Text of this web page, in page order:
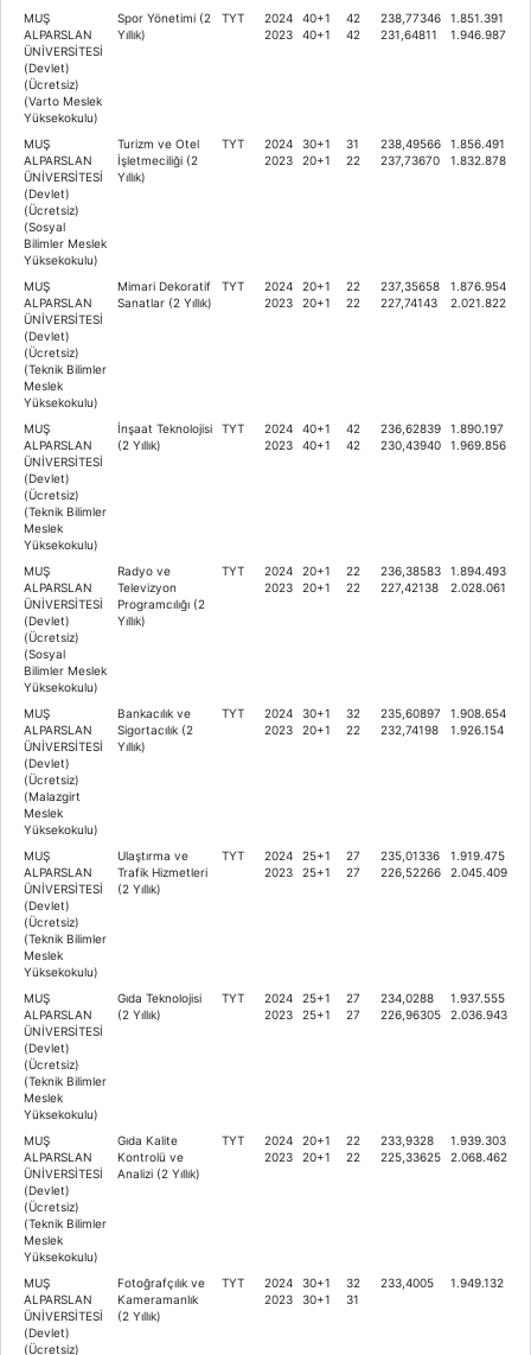
MUŞ
ALPARSLAN
ÜNİVERSİTESİ
(Devlet)
(Ücretsiz)
(Varto Meslek
Yüksekokulu)
Spor Yönetimi (2
Yıllık)
TYT
2024
2023
40+1
40+1
42
42
238,77346
231,64811
1.851.391
1.946.987
MUŞ
ALPARSLAN
ÜNİVERSİTESİ
(Devlet)
(Ücretsiz)
(Sosyal
Bilimler Meslek
Yüksekokulu)
Turizm ve Otel
İşletmeciliği (2
Yıllık)
TYT
2024
2023
30+1
20+1
31
22
238,49566
237,73670
1.856.491
1.832.878
MUŞ
ALPARSLAN
ÜNİVERSİTESİ
(Devlet)
(Ücretsiz)
(Teknik Bilimler
Meslek
Yüksekokulu)
Mimari Dekoratif
Sanatlar (2 Yıllık)
TYT
2024
2023
20+1
20+1
22
22
237,35658
227,74143
1.876.954
2.021.822
MUŞ
ALPARSLAN
ÜNİVERSİTESİ
(Devlet)
(Ücretsiz)
(Teknik Bilimler
Meslek
Yüksekokulu)
İnşaat Teknolojisi
(2 Yıllık)
TYT
2024
2023
40+1
40+1
42
42
236,62839
230,43940
1.890.197
1.969.856
MUŞ
ALPARSLAN
ÜNİVERSİTESİ
(Devlet)
(Ücretsiz)
(Sosyal
Bilimler Meslek
Yüksekokulu)
Radyo ve
Televizyon
Programcılığı (2
Yıllık)
TYT
2024
2023
20+1
20+1
22
22
236,38583
227,42138
1.894.493
2.028.061
MUŞ
ALPARSLAN
ÜNİVERSİTESİ
(Devlet)
(Ücretsiz)
(Malazgirt
Meslek
Yüksekokulu)
Bankacılık ve
Sigortacılık (2
Yıllık)
TYT
2024
2023
30+1
20+1
32
22
235,60897
232,74198
1.908.654
1.926.154
MUŞ
ALPARSLAN
ÜNİVERSİTESİ
(Devlet)
(Ücretsiz)
(Teknik Bilimler
Meslek
Yüksekokulu)
Ulaştırma ve
Trafik Hizmetleri
(2 Yıllık)
TYT
2024
2023
25+1
25+1
27
27
235,01336
226,52266
1.919.475
2.045.409
MUŞ
ALPARSLAN
ÜNİVERSİTESİ
(Devlet)
(Ücretsiz)
(Teknik Bilimler
Meslek
Yüksekokulu)
Gıda Teknolojisi
(2 Yıllık)
TYT
2024
2023
25+1
25+1
27
27
234,0288
226,96305
1.937.555
2.036.943
MUŞ
ALPARSLAN
ÜNİVERSİTESİ
(Devlet)
(Ücretsiz)
(Teknik Bilimler
Meslek
Yüksekokulu)
Gıda Kalite
Kontrolü ve
Analizi (2 Yıllık)
TYT
2024
2023
20+1
20+1
22
22
233,9328
225,33625
1.939.303
2.068.462
MUŞ
ALPARSLAN
ÜNİVERSİTESİ
(Devlet)
(Ücretsiz)
Fotoğrafçılık ve
Kameramanlık
(2 Yıllık)
TYT
2024
2023
30+1
30+1
32
31
233,4005 1.949.132